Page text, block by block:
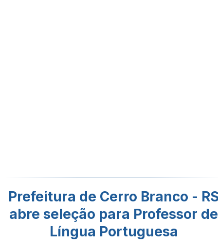
Prefeitura de Cerro Branco -
abre seleção para Professor de
Língua Portuguesa